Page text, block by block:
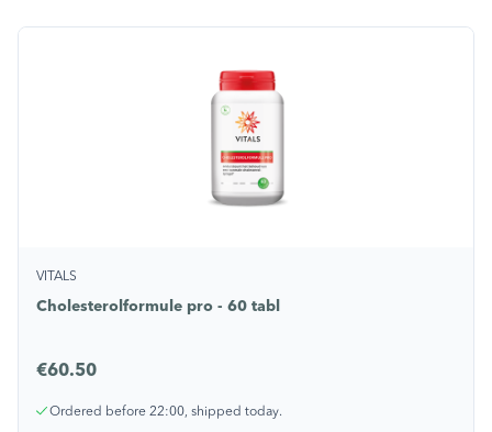
VITALS
Cholesterolformule pro - 60 tabl
€60.50
Ordered before 22:00, shipped today.